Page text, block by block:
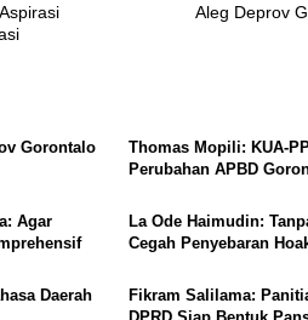
Aleg Deprov
Gorontalo
Thomas Mopili: KUA-
Perubahan APBD
Agar
La Ode Haimudin:
Cegah Penyebaran
Daerah
Fikram Salilama: